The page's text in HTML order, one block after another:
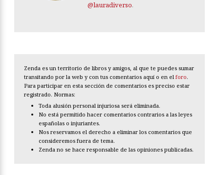
@lauradiverso.
Zenda es un territorio de libros y amigos, al que te puedes sumar
transitando por la web y con tus comentarios aquí o en el foro.
Para participar en esta sección de comentarios es preciso estar
registrado. Normas:
Toda alusión personal injuriosa será eliminada.
No está permitido hacer comentarios contrarios a las leyes
españolas o injuriantes.
Nos reservamos el derecho a eliminar los comentarios que
consideremos fuera de tema.
Zenda no se hace responsable de las opiniones publicadas.